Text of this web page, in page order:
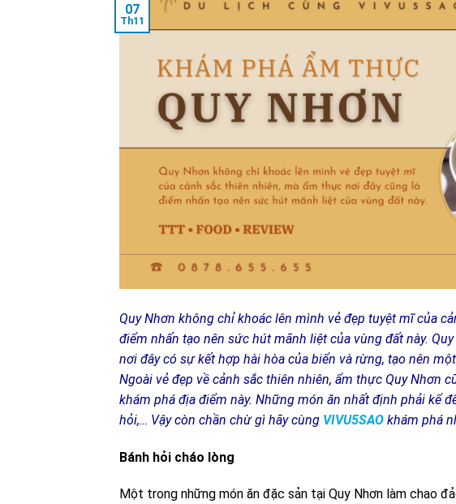
07
Th11
Quy Nhơn không chỉ khoác lên mình vẻ đẹp tuyệt mĩ của
điểm nhấn tạo nên sức hút mãnh liệt của vùng đất này.
nơi đây có sự kết hợp hài hòa của biển và rừng, tạo nên
Ngoài vẻ đẹp về cảnh sắc thiên nhiên, ẩm thực Quy Nhơn
khám phá địa điểm này. Những món ăn nhất định phải kể
hỏi,… Vậy còn chần chừ gì hãy cùng VIVU5SAO khám phá
Bánh hỏi cháo lòng
Một trong những món ăn đặc sản tại Quy Nhơn làm chao